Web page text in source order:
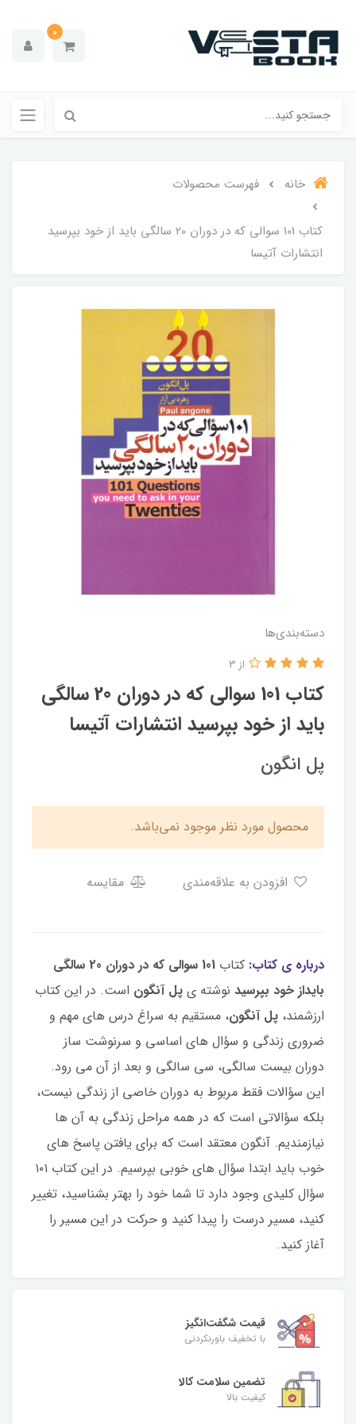
0
خانه فهرست محصولات
کتاب 101 سوالی که در دوران 20 سالگی باید از خود بپرسید
انتشارات آتیسا
دسته‌بندی‌ها
کتاب 101 سوالی که در دوران 20 سالگی
باید از خود بپرسید انتشارات آتیسا
از 3
پل انگون
محصول مورد نظر موجود نمی‌باشد.
مقایسه
درباره ی کتاب: کتاب
101 سوالی که در دوران 20 سالگی
بایداز خود بپرسید نوشته ی پل آنگون است. در این کتاب
ارزشمند، پل آنگون، مستقیم به سراغ درس های مهم و
ضروری زندگی و سؤال های اساسی و سرنوشت ساز
دوران بیست سالگی، سی سالگی و بعد از آن می رود.
این سؤالات فقط مربوط به دوران خاصی از زندگی نیست،
بلکه سؤالاتی است که در همه مراحل زندگی به آن ها
نیازمندیم. آنگون معتقد است که برای یافتن پاسخ های
خوب باید ابتدا سؤال های خوبی بپرسیم. در این کتاب ۱۰۱
سؤال کلیدی وجود دارد تا شما خود را بهتر بشناسید، تغییر
کنید، مسیر درست را پیدا کنید و حرکت در این مسیر را
آغاز کنید.
قیمت شگفت‌انگیز
با تخفیف باورنکردنی
تضمین سلامت کالا
کیفیت بالا